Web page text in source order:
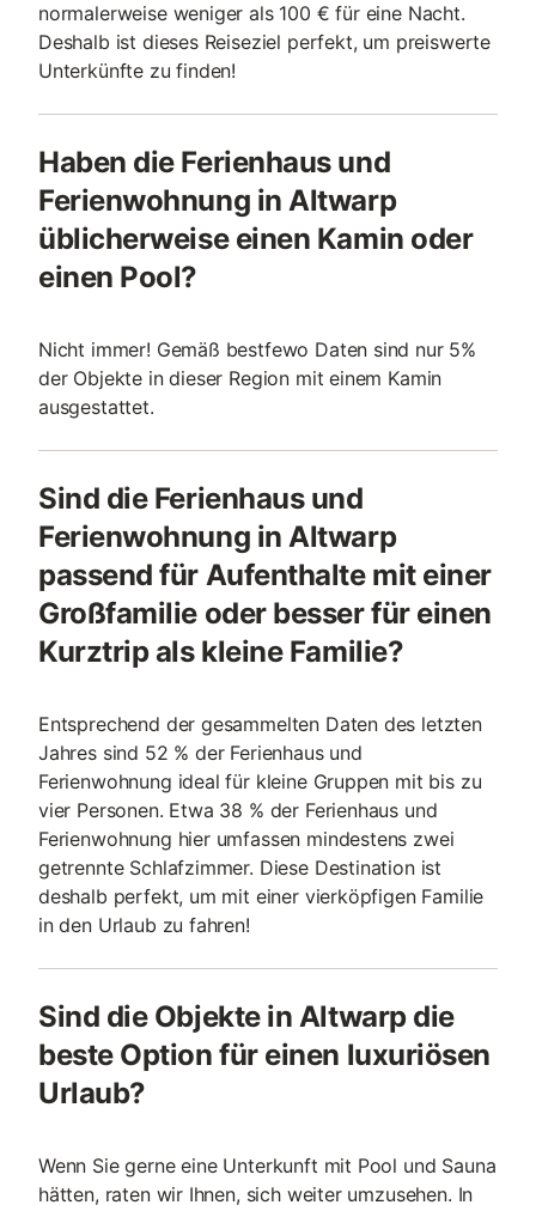
normalerweise weniger als 100 € für eine Nacht.
Deshalb ist dieses Reiseziel perfekt, um preiswerte
Unterkünfte zu finden!
Haben die Ferienhaus und
Ferienwohnung in Altwarp
üblicherweise einen Kamin oder
einen Pool?
Nicht immer! Gemäß bestfewo Daten sind nur 5%
der Objekte in dieser Region mit einem Kamin
ausgestattet.
Sind die Ferienhaus und
Ferienwohnung in Altwarp
passend für Aufenthalte mit einer
Großfamilie oder besser für einen
Kurztrip als kleine Familie?
Entsprechend der gesammelten Daten des letzten
Jahres sind 52 % der Ferienhaus und
Ferienwohnung ideal für kleine Gruppen mit bis zu
vier Personen. Etwa 38 % der Ferienhaus und
Ferienwohnung hier umfassen mindestens zwei
getrennte Schlafzimmer. Diese Destination ist
deshalb perfekt, um mit einer vierköpfigen Familie
in den Urlaub zu fahren!
Sind die Objekte in Altwarp die
beste Option für einen luxuriösen
Urlaub?
Wenn Sie gerne eine Unterkunft mit Pool und Sauna
hätten, raten wir Ihnen, sich weiter umzusehen. In